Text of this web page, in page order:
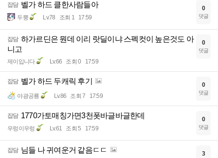
잡담 벨가 하드 클한사람들아
두뿡 Lv.78 조회 1 17:59
0
댓글
잡담 하가르딘은 뭔데 이리 랏딜이냐 스펙컷이 높은것도 아
니고
제이입니다 Lv.66 조회 0 17:59
0
댓글
잡담 벨가 하드 두캐릭 후기
야광공룡 Lv.86 조회 7 17:59
0
댓글
잡담 1770가토매칭가면3천폿바글바글한데
우렁이우렁 Lv.61 조회 5 17:59
0
댓글
잡담 님들 나 귀여운거 같음ㄷㄷ 3